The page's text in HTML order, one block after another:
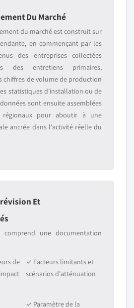
Du Marché
du marché est construit sur
en commençant par les
des entreprises collectées
des entretiens primaires,
chiffres de volume de production
statistiques d'installation ou de
sont ensuite assemblées
régionaux pour aboutir à une
ancrée dans l'activité réelle du
Et
comprend une documentation
de
✓ Facteurs limitants et
scénarios d'atténuation
✓ Paramètre de la